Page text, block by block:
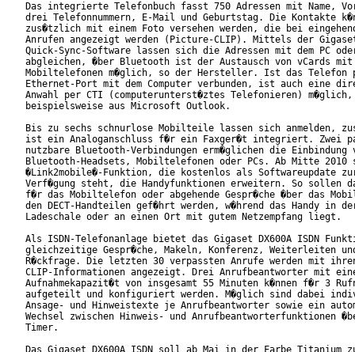
Das integrierte Telefonbuch fasst 750 Adressen mit Name,
drei Telefonnummern, E-Mail und Geburtstag. Die Kontakte
zus�tzlich mit einem Foto versehen werden, die bei
Anrufen angezeigt werden (Picture-CLIP). Mittels der
Quick-Sync-Software lassen sich die Adressen mit dem PC
abgleichen, �ber Bluetooth ist der Austausch von vCards mit
Mobiltelefonen m�glich, so der Hersteller. Ist das Telefon
Ethernet-Port mit dem Computer verbunden, ist auch eine
Anwahl per CTI (computerunterst�ztes Telefonieren) m�glich,
beispielsweise aus Microsoft Outlook.
Bis zu sechs schnurlose Mobilteile lassen sich anmelden,
ist ein Analoganschluss f�r ein Faxger�t integriert. Zwei
nutzbare Bluetooth-Verbindungen erm�glichen die Einbindung
Bluetooth-Headsets, Mobiltelefonen oder PCs. Ab Mitte
�Link2mobile�-Funktion, die kostenlos als Softwareupdate
Verf�gung steht, die Handyfunktionen erweitern. So sollen
f�r das Mobiltelefon oder abgehende Gespr�che �ber das
den DECT-Handteilen gef�hrt werden, w�hrend das Handy in
Ladeschale oder an einen Ort mit gutem
Als ISDN-Telefonanlage bietet das Gigaset DX600A ISDN
gleichzeitige Gespr�che, Makeln, Konferenz, Weiterleiten
R�ckfrage. Die letzten 30 verpassten Anrufe werden mit
CLIP-Informationen angezeigt. Drei Anrufbeantworter mit
Aufnahmekapazit�t von insgesamt 55 Minuten k�nnen f�r 3
aufgeteilt und konfiguriert werden. M�glich sind dabei
Ansage- und Hinweistexte je Anrufbeantworter sowie ein
Wechsel zwischen Hinweis- und Anrufbeantworterfunktionen
Timer.
Das Gigaset DX600A ISDN soll ab Mai in der Farbe Titanium